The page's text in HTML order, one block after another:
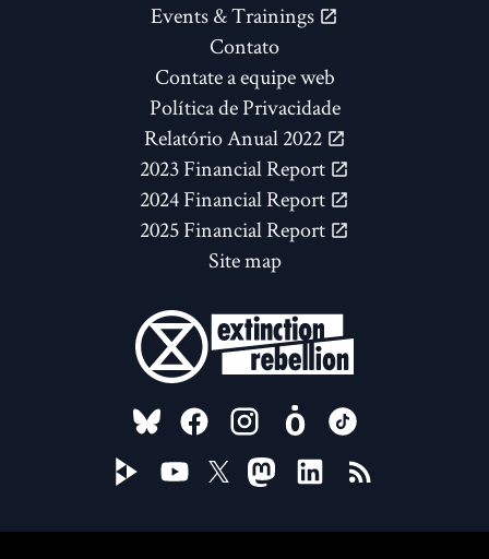
Events & Trainings
Contato
Contate a equipe web
Política de Privacidade
Relatório Anual 2022
2023 Financial Report
2024 Financial Report
2025 Financial Report
Site map
FOLLOW US ON